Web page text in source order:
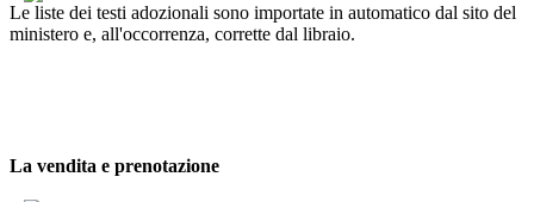
Le liste dei testi adozionali sono importate in automatico dal sito del
ministero e, all'occorrenza, corrette dal libraio.
La vendita e prenotazione